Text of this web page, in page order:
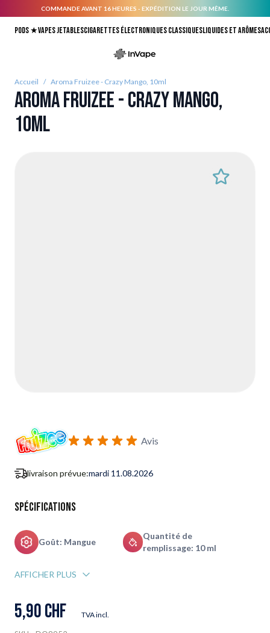
COMMANDE AVANT 16 HEURES - EXPÉDITION LE JOUR MÊME.
Pods ★Vapes jetablesCigarettes électroniques classiquesLiquides et arômes
Accueil / Aroma Fruizee - Crazy Mango, 10ml
Aroma Fruizee - Crazy Mango,
10ml
Avis
livraison prévue:mardi 11.08.2026
Spécifications
Goût: Mangue
Quantité de
remplissage: 10 ml
AFFICHER PLUS
5,90 CHF TVA incl.